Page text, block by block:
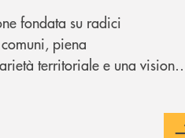
1884
fondata su radici
piena
territoriale e una visione